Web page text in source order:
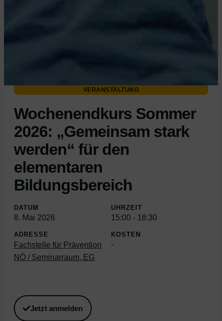
VERANSTALTUNG
Wochenendkurs Sommer
2026: „Gemeinsam stark
werden“ für den
elementaren
Bildungsbereich
DATUM
8. Mai 2026
UHRZEIT
15:00 - 18:30
ADRESSE
Fachstelle für Prävention
NÖ / Seminarraum, EG
KOSTEN
-
Jetzt anmelden